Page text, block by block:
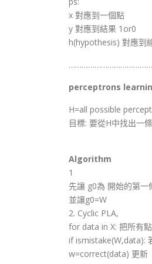
x 對應到一個點
y 對應到結果 1or0
h(hypothesis) 對應到
perceptrons
H=all possible
目標: 要從H中找出一
Algorithm
1
先讓 g0為 開始的第一
並讓g0=W
2. Cyclic PLA,
for data in X: 把所有
if ismistake(W,data):
w=correct(data) 更新